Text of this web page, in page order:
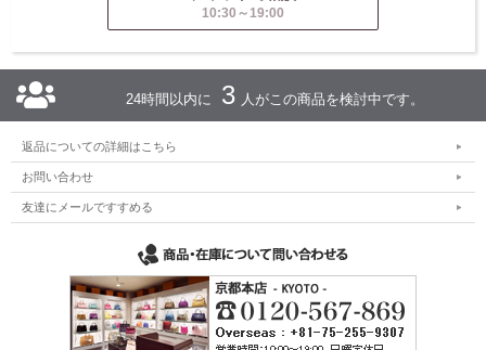
10:30～19:00
24時間以内に 3 人がこの商品を検討中です。
返品についての詳細はこちら
お問い合わせ
友達にメールですすめる